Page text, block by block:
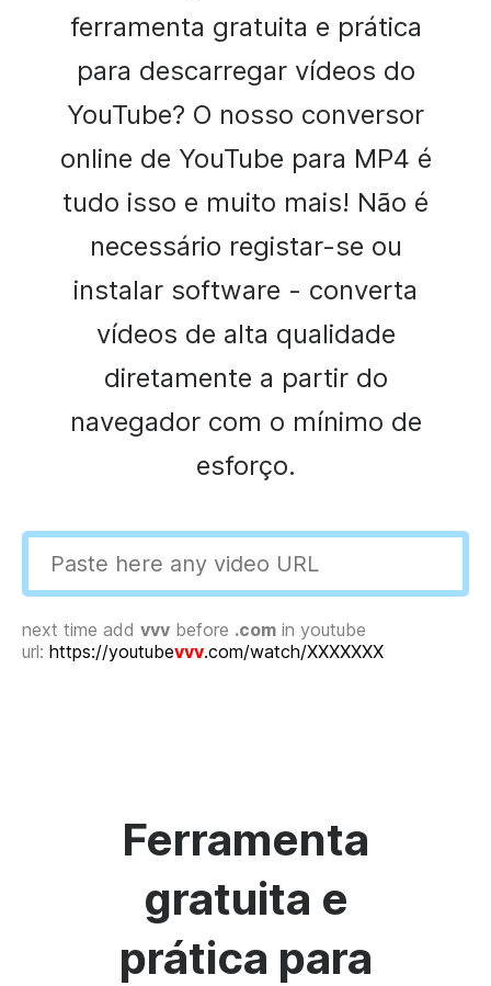
ferramenta gratuita e prática
para descarregar vídeos do
YouTube? O nosso conversor
online de YouTube para MP4 é
tudo isso e muito mais! Não é
necessário registar-se ou
instalar software - converta
vídeos de alta qualidade
diretamente a partir do
navegador com o mínimo de
esforço.
next time add vvv before .com in youtube
url: https://youtubevvv.com/watch/XXXXXXX
Ferramenta
gratuita e
prática para